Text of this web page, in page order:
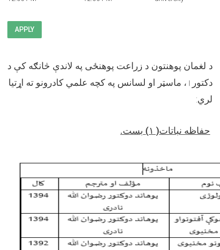
APPLY
د لغمان پوهنتون د زراعت پوهنځی په لاندې څانګه کې د
دکتور ا ، ماسټر او لسانس په کچه علمي کادرونو ته اړتیا
لري:
حفاظه نباتات( ۱) بست.